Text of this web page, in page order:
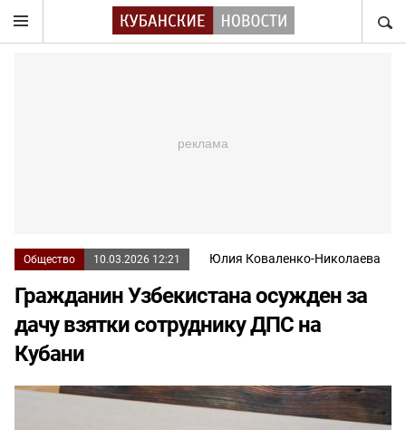
Общество 10.03.2026 12:21 Юлия Коваленко-Николаева
Гражданин Узбекистана осужден за
дачу взятки сотруднику ДПС на
Кубани